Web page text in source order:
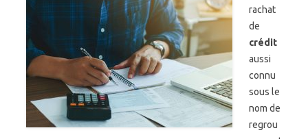
rachat
de
crédit
aussi
connu
sous le
nom de
regrou